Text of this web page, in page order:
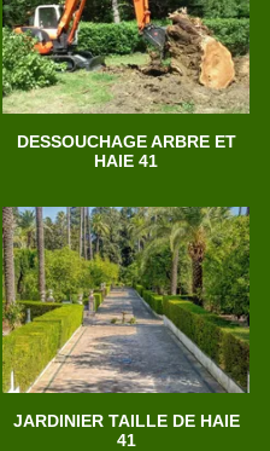
DESSOUCHAGE ARBRE ET
HAIE 41
JARDINIER TAILLE DE HAIE
41